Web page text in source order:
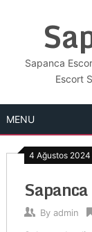
Sapanca
Escort
MENU
4 Ağustos 2024
By admin